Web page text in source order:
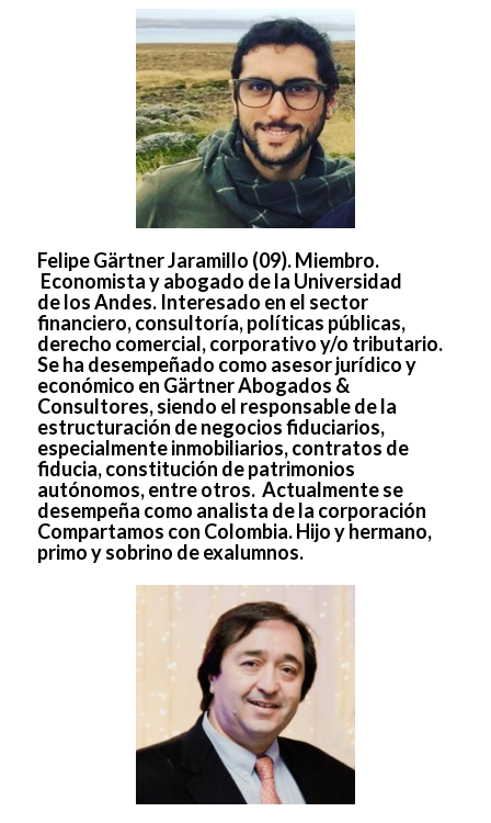
Felipe Gärtner Jaramillo (09). Miembro.
Economista y abogado de la Universidad
de los Andes. Interesado en el sector
financiero, consultoría, políticas públicas,
derecho comercial, corporativo y/o tributario.
Se ha desempeñado como asesor jurídico y
económico en Gärtner Abogados &
Consultores, siendo el responsable de la
estructuración de negocios fiduciarios,
especialmente inmobiliarios, contratos de
fiducia, constitución de patrimonios
autónomos, entre otros. Actualmente se
desempeña como analista de la corporación
Compartamos con Colombia. Hijo y hermano,
primo y sobrino de exalumnos.